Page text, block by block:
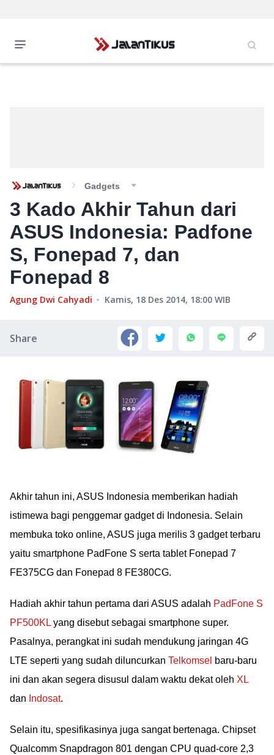
Gadgets
3 Kado Akhir Tahun dari
ASUS Indonesia: Padfone
S, Fonepad 7, dan
Fonepad 8
Agung Dwi Cahyadi Kamis, 18 Des 2014, 18:00 WIB
Share
Akhir tahun ini, ASUS Indonesia memberikan hadiah
istimewa bagi penggemar gadget di Indonesia. Selain
membuka toko online, ASUS juga merilis 3 gadget terbaru
yaitu smartphone PadFone S serta tablet Fonepad 7
FE375CG dan Fonepad 8 FE380CG.
Hadiah akhir tahun pertama dari ASUS adalah PadFone S
PF500KL yang disebut sebagai smartphone super.
Pasalnya, perangkat ini sudah mendukung jaringan 4G
LTE seperti yang sudah diluncurkan Telkomsel baru-baru
ini dan akan segera disusul dalam waktu dekat oleh XL
dan Indosat.
Selain itu, spesifikasinya juga sangat bertenaga. Chipset
Qualcomm Snapdragon 801 dengan CPU quad-core 2,3